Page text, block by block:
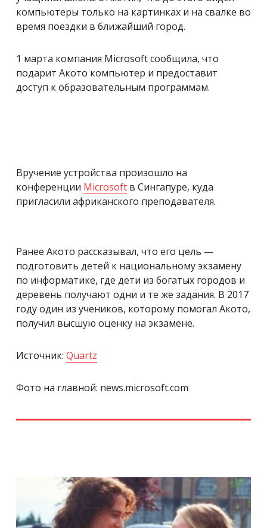
компьютеры только на картинках и на свалке во
время поездки в ближайший город.
1 марта компания Microsoft сообщила, что
подарит Акото компьютер и предоставит
доступ к образовательным программам.
Вручение устройства произошло на
конференции Microsoft в Сингапуре, куда
пригласили африканского преподавателя.
Ранее Акото рассказывал, что его цель —
подготовить детей к национальному экзамену
по информатике, где дети из богатых городов и
деревень получают одни и те же задания. В 2017
году один из учеников, которому помогал Акото,
получил высшую оценку на экзамене.
Источник: Quartz
Фото на главной: news.microsoft.com